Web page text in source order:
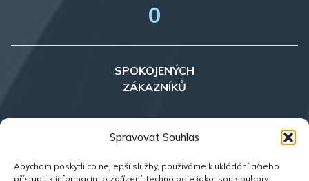
Spravovat Souhlas
Abychom poskytli co nejlepší služby, používáme k ukládání a/nebo
přístupu k informacím o zařízení, technologie jako jsou soubory
0
SPOKOJENÝCH
ZÁKAZNÍKŮ
0